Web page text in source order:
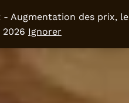
- Augmentation des prix, le
2026 Ignorer
0